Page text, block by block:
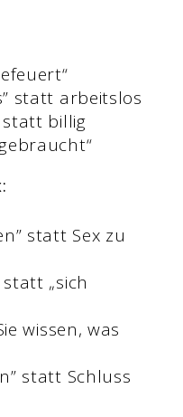
statt arbeitslos
statt billig
statt Sex zu
„sich
wissen, was
statt Schluss